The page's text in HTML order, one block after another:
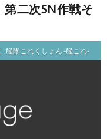
二次SN作戦そ
艦隊これくしょん -艦これ-